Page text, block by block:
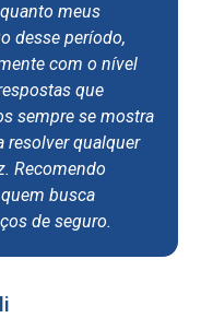
meus
desse período,
com o nível
que
sempre se mostra
resolver qualquer
Recomendo
busca
de seguro.